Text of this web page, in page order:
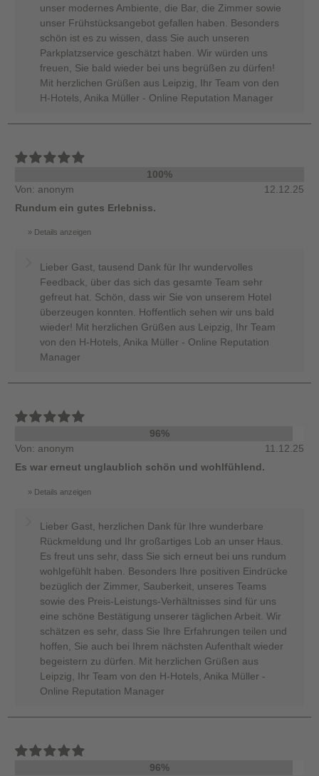
unser modernes Ambiente, die Bar, die Zimmer sowie
unser Frühstücksangebot gefallen haben. Besonders
schön ist es zu wissen, dass Sie auch unseren
Parkplatzservice geschätzt haben. Wir würden uns
freuen, Sie bald wieder bei uns begrüßen zu dürfen!
Mit herzlichen Grüßen aus Leipzig, Ihr Team von den
H-Hotels, Anika Müller - Online Reputation Manager
100%
Von: anonym
12.12.25
Rundum ein gutes Erlebniss.
Details anzeigen
Lieber Gast, tausend Dank für Ihr wundervolles
Feedback, über das sich das gesamte Team sehr
gefreut hat. Schön, dass wir Sie von unserem Hotel
überzeugen konnten. Hoffentlich sehen wir uns bald
wieder! Mit herzlichen Grüßen aus Leipzig, Ihr Team
von den H-Hotels, Anika Müller - Online Reputation
Manager
96%
Von: anonym
11.12.25
Es war erneut unglaublich schön und wohlfühlend.
Details anzeigen
Lieber Gast, herzlichen Dank für Ihre wunderbare
Rückmeldung und Ihr großartiges Lob an unser Haus.
Es freut uns sehr, dass Sie sich erneut bei uns rundum
wohlgefühlt haben. Besonders Ihre positiven Eindrücke
bezüglich der Zimmer, Sauberkeit, unseres Teams
sowie des Preis-Leistungs-Verhältnisses sind für uns
eine schöne Bestätigung unserer täglichen Arbeit. Wir
schätzen es sehr, dass Sie Ihre Erfahrungen teilen und
hoffen, Sie auch bei Ihrem nächsten Aufenthalt wieder
begeistern zu dürfen. Mit herzlichen Grüßen aus
Leipzig, Ihr Team von den H-Hotels, Anika Müller -
Online Reputation Manager
96%